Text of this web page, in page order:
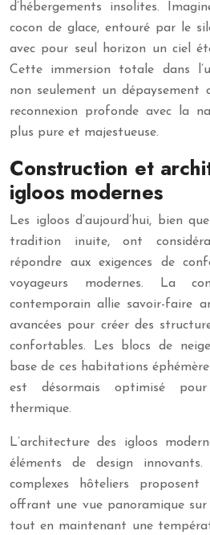
d’hébergements insolites.
cocon de glace, entouré par le
avec pour seul horizon un ciel
Cette immersion totale dans
non seulement un dépaysement
reconnexion profonde avec la
plus pure et majestueuse.
Construction et
igloos modernes
Les igloos d’aujourd’hui, bien
tradition inuite, ont
répondre aux exigences de
voyageurs modernes. La
contemporain allie savoir-faire
avancées pour créer des
confortables. Les blocs de
base de ces habitations
est désormais optimisé pour
thermique.
L’architecture des igloos
éléments de design
complexes hôteliers proposent
offrant une vue panoramique
tout en maintenant une